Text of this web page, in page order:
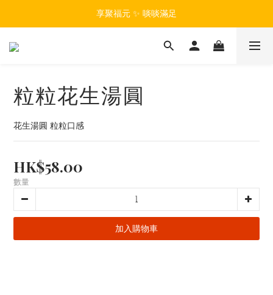
享聚福元 ✨ 啖啖滿足
粒粒花生湯圓
花生湯圓 粒粒口感
HK$58.00
數量
加入購物車